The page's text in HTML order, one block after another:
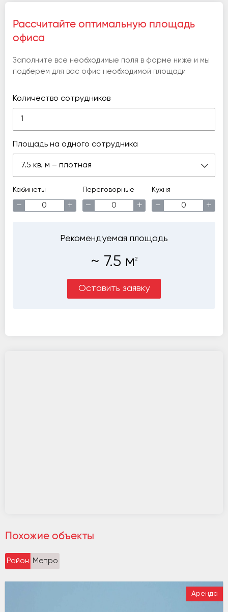
Рассчитайте оптимальную площадь
офиса
Заполните все необходимые поля в форме ниже и мы
подберем для вас офис необходимой площади
Количество сотрудников
Площадь на одного сотрудника
7.5 кв. м – плотная
Кабинеты
− +
Переговорные
− +
Кухня
− +
Рекомендуемая площадь
~ 7.5 м 2
Оставить заявку
Похожие объекты
Район Метро
Аренда